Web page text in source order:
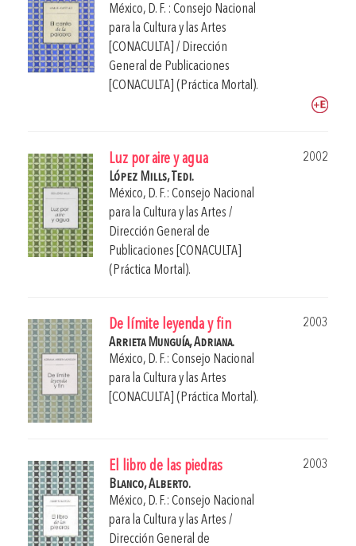
México, D. F. : Consejo Nacional
para la Cultura y las Artes
[CONACULTA] / Dirección
General de Publicaciones
[CONACULTA] (Práctica Mortal).
Luz por aire y agua
2002
López Mills, Tedi.
México, D. F.: Consejo Nacional
para la Cultura y las Artes /
Dirección General de
Publicaciones [CONACULTA]
(Práctica Mortal).
De límite leyenda y fin
2003
Arrieta Munguía, Adriana.
México, D. F.: Consejo Nacional
para la Cultura y las Artes
[CONACULTA] (Práctica Mortal).
El libro de las piedras
2003
Blanco, Alberto.
México, D. F.: Consejo Nacional
para la Cultura y las Artes /
Dirección General de